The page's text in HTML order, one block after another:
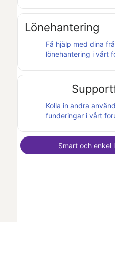
Lönehantering
Få hjälp med dina
lönehantering i vårt
Kolla in andra
funderingar i vårt
Smart och enkel